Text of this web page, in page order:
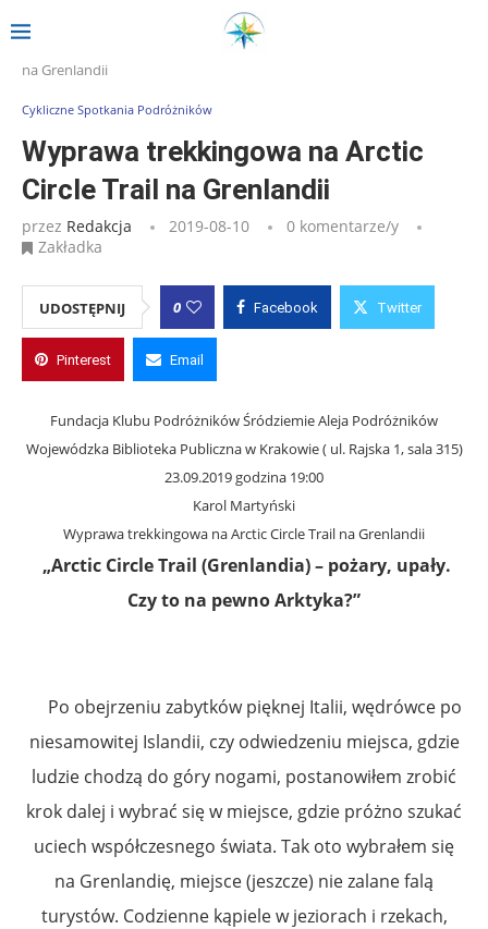
Strona główna
Wyprawa trekkingowa na Arctic Circle Trail
na Grenlandii
Cykliczne Spotkania Podróżników
Wyprawa trekkingowa na Arctic
Circle Trail na Grenlandii
przez Redakcja 2019-08-10
0 komentarze/y
Zakładka
UDOSTĘPNIJ 0 Facebook Twitter
Pinterest Email
Fundacja Klubu Podróżników Śródziemie Aleja Podróżników
Wojewódzka Biblioteka Publiczna w Krakowie ( ul. Rajska 1, sala 315)
23.09.2019 godzina 19:00
Karol Martyński
Wyprawa trekkingowa na Arctic Circle Trail na Grenlandii
„Arctic Circle Trail (Grenlandia) – pożary, upały.
Czy to na pewno Arktyka?”
Po obejrzeniu zabytków pięknej Italii, wędrówce po
niesamowitej Islandii, czy odwiedzeniu miejsca, gdzie
ludzie chodzą do góry nogami, postanowiłem zrobić
krok dalej i wybrać się w miejsce, gdzie próżno szukać
uciech współczesnego świata. Tak oto wybrałem się
na Grenlandię, miejsce (jeszcze) nie zalane falą
turystów. Codzienne kąpiele w jeziorach i rzekach,